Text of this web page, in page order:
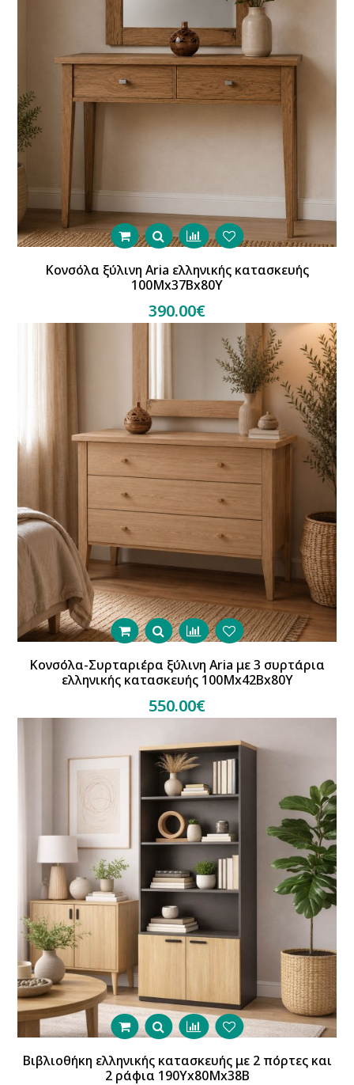
Κονσόλα ξύλινη Aria ελληνικής κατασκευής
100Mx37Bx80Y
390.00€
Κονσόλα-Συρταριέρα ξύλινη Aria με 3 συρτάρια
ελληνικής κατασκευής 100Mx42Bx80Y
550.00€
Βιβλιοθήκη ελληνικής κατασκευής με 2 πόρτες και
2 ράφια 190Υx80Μx38Β